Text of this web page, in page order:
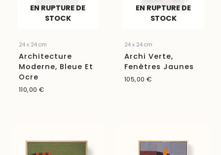
EN RUPTURE DE
STOCK
24 x 24 cm
Architecture
Moderne, Bleue Et
Ocre
110,00 €
EN RUPTURE DE
STOCK
24 x 24 cm
Archi Verte,
Fenêtres Jaunes
105,00 €